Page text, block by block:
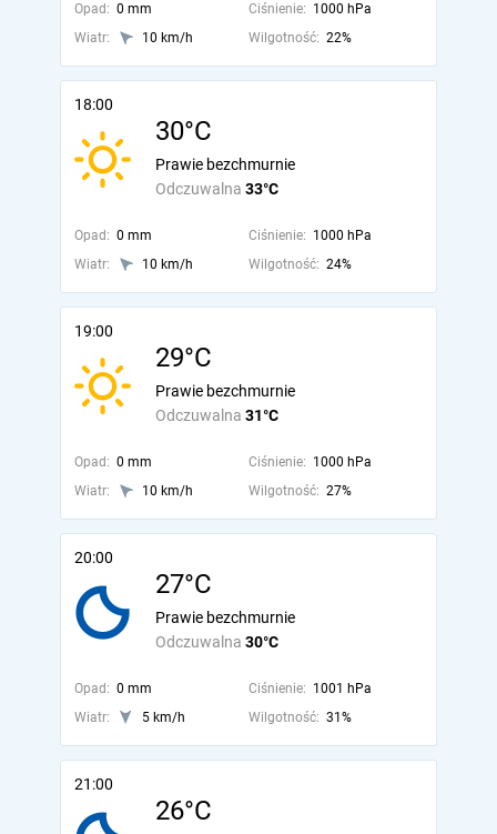
Opad: 0 mm Ciśnienie: 1000 hPa
Wiatr:
10 km/h Wilgotność: 22%
18:00
30°C
Odczuwalna 33°C
Prawie bezchmurnie
Opad: 0 mm Ciśnienie: 1000 hPa
Wiatr:
10 km/h Wilgotność: 24%
19:00
29°C
Odczuwalna 31°C
Prawie bezchmurnie
Opad: 0 mm Ciśnienie: 1000 hPa
Wiatr:
10 km/h Wilgotność: 27%
20:00
27°C
Odczuwalna 30°C
Prawie bezchmurnie
Opad: 0 mm Ciśnienie: 1001 hPa
Wiatr:
5 km/h Wilgotność: 31%
21:00
26°C